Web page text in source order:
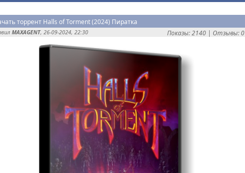
торрент Halls of Torment (2024) Пиратка
Показы: 2140 | Отзывы: 0
MAXAGENT, 26-09-2024, 22:30